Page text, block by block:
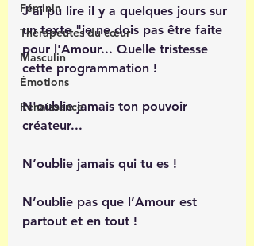
Féminin
Thérapeutes du cœur
Masculin
Émotions
Renaissance
J'ai pu lire il y a quelques jours sur
un texte "je ne dois pas être faite
pour l'Amour... Quelle tristesse
cette programmation !
N'oublie jamais ton pouvoir
créateur...
N’oublie jamais qui tu es !
N’oublie pas que l’Amour est
partout et en tout !